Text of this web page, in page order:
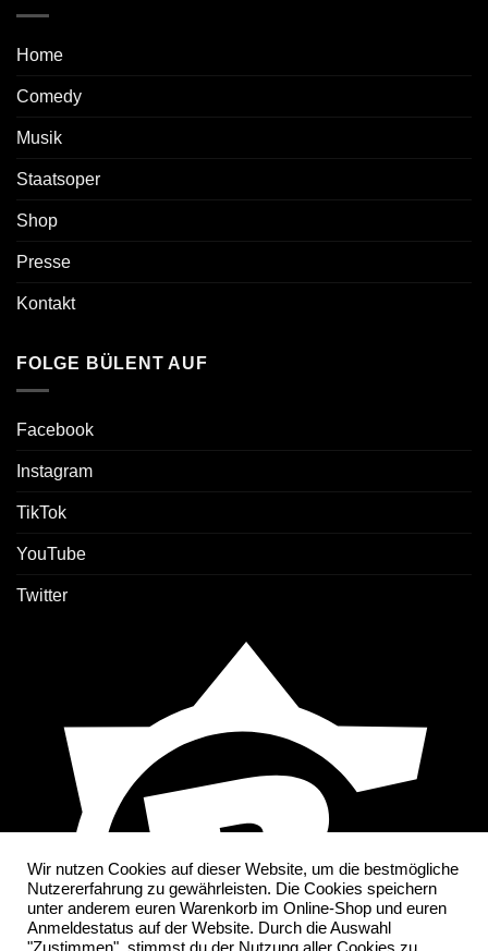
Home
Comedy
Musik
Staatsoper
Shop
Presse
Kontakt
FOLGE BÜLENT AUF
Facebook
Instagram
TikTok
YouTube
Twitter
Wir nutzen Cookies auf dieser Website, um die bestmögliche
Nutzererfahrung zu gewährleisten. Die Cookies speichern
unter anderem euren Warenkorb im Online-Shop und euren
Anmeldestatus auf der Website. Durch die Auswahl